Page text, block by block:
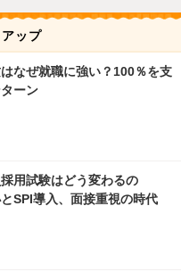
ップ
なぜ就職に強い？100％を支
ーン
採用試験はどう変わるの
SPI導入、面接重視の時代